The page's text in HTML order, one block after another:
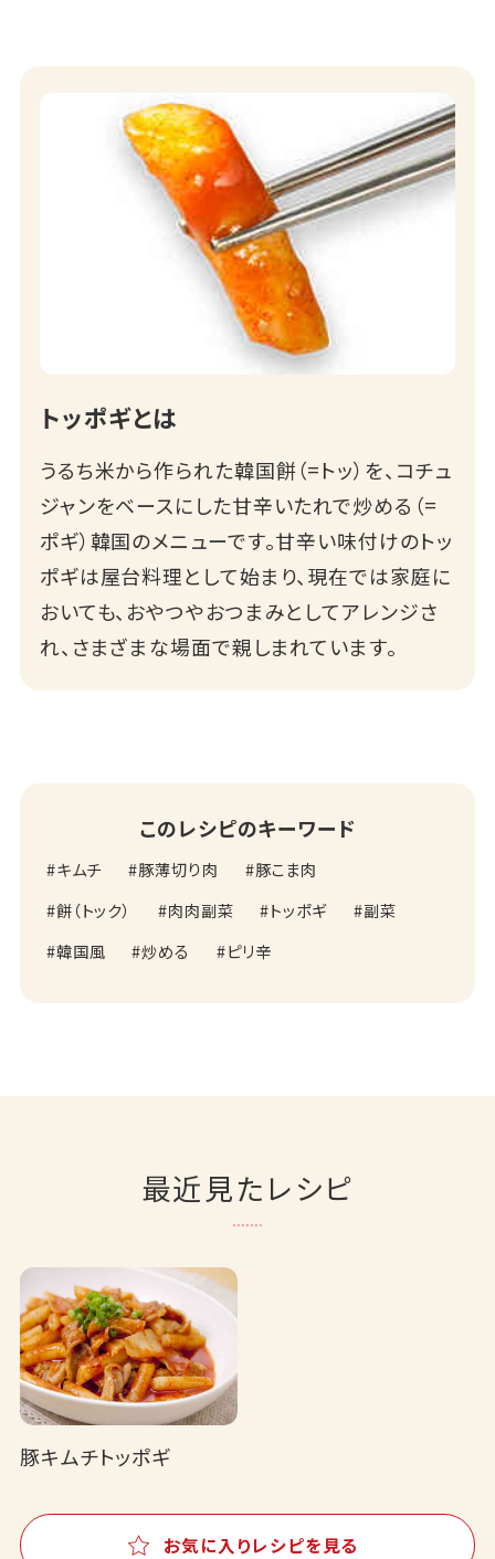
トッポギとは
うるち米から作られた韓国餅（=トッ）を、コチュ
ジャンをベースにした甘辛いたれで炒める（=
ポギ）韓国のメニューです。甘辛い味付けのトッ
ポギは屋台料理として始まり、現在では家庭に
おいても、おやつやおつまみとしてアレンジさ
れ、さまざまな場面で親しまれています。
このレシピのキーワード
キムチ 豚薄切り肉
豚こま肉
餅（トック）
肉肉副菜 トッポギ
副菜
韓国風
炒める ピリ辛
最近見たレシピ
豚キムチトッポギ
お気に入りレシピを見る